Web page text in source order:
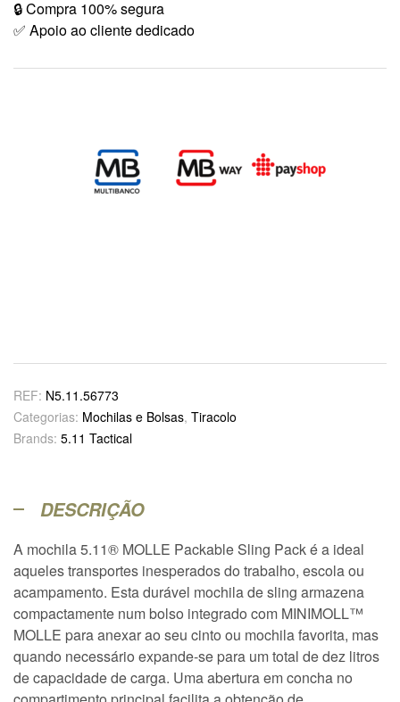
🔒 Compra 100% segura
✅ Apoio ao cliente dedicado
REF: N5.11.56773
Categorias: Mochilas e Bolsas, Tiracolo
Brands: 5.11 Tactical
DESCRIÇÃO
A mochila 5.11® MOLLE Packable Sling Pack é a ideal
aqueles transportes inesperados do trabalho, escola ou
acampamento. Esta durável mochila de sling armazena
compactamente num bolso integrado com MINIMOLL™
MOLLE para anexar ao seu cinto ou mochila favorita, mas
quando necessário expande-se para um total de dez litros
de capacidade de carga. Uma abertura em concha no